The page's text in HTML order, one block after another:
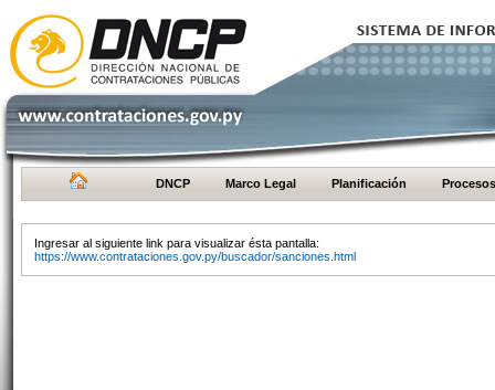
DNCP Marco Legal Planificación Procesos
Ingresar al siguiente link para visualizar ésta pantalla:
https://www.contrataciones.gov.py/buscador/sanciones.html